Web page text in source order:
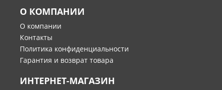
О КОМПАНИИ
О компании
Контакты
Политика конфиденциальности
Гарантия и возврат товара
ИНТЕРНЕТ-МАГАЗИН